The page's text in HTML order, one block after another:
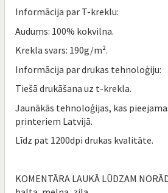
Informācija par T-kreklu​:
Audums: 100% kokvilna.
Krekla svars: 190g/m².
Informācija par drukas tehnoloģiju:
Tiešā drukāšana uz t-krekla.
Jaunākās tehnoloģijas, kas
printeriem Latvijā.
Līdz pat 1200dpi drukas kvalitāte.
KOMENTĀRA LAUKĀ LŪDZAM